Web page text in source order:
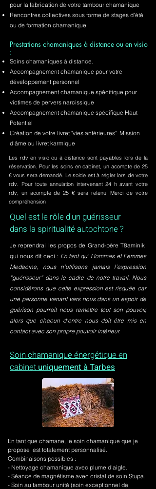
pour la fabrication de votre tambour chamanique
Rencontres collectives sous forme de stages d'été
ou de formation chamanique
Prestations chamaniques à distance ou en visio
:
Soins chamaniques à distance.
Accompagnement chamanique pour votre
développement personnel
Accompagnement chamanique spécifique pour
victimes de pervers narcissique
Accompagnement chamanique spécifique Haut
Potentiel
Création de votre livret "vies antérieures" Mission
d'âme ou livret karmique
Les rdv en visio ou à distance sont payables lors de la
réservation. Pour les soins en cabinet, un acompte de 25
€ vous sera demandé. Le solde est à régler lors de votre
rdv. Pour toute annulation intervenant 24 h avant votre
rdv, un acompte de 25 € sera retenu. Merci de votre
compréhension
Quel est le rôle d'un guérisseur
dans la spiritualité autochtone ?
Je reprendrai les propos de Grand-père T8aminik
qui nous dit ceci : En tant qu' Hommes et Femmes
Medecine, nous n'utilisons jamais l’expression
“guérisseur” dans le cadre de notre travail. Nous
considérons que cette expression est risquée car
une personne venant vers nous dans un espoir de
guérison pourrait nous remettre tout son pouvoir,
alors que chacun d’entre nous doit être mis en
contact avec son propre pouvoir intérieur.
Soin chamanique énergétique en
cabinet uniquement à Tarbes
En tant que chamane, le soin chamanique que je
propose est totalement personnalisé.
Combinaisons possibles :
- Nettoyage chamanique avec plume d'aigle.
- Séance de magnétisme avec cristal de soin Stupa.
- Soin au tambour unité (soin exceptionnel de